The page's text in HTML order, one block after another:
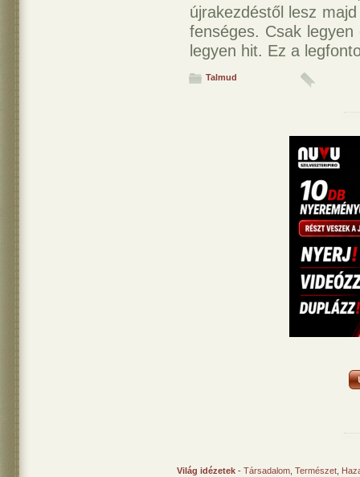
újrakezdéstől lesz
fenséges. Csak
legyen hit. Ez a
Talmud
Világ idézetek - Társadalom Természet